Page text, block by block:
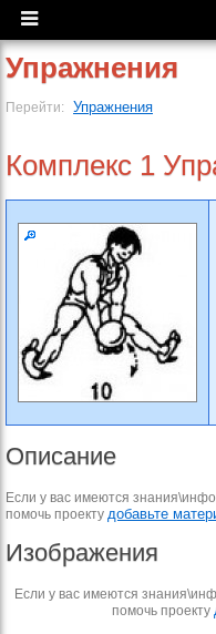
Упражнения
Перейти: Упражнения
Комплекс 1
Описание
Если у вас имеются
помочь проекту добавьте
Изображения
Если у вас имеются
помочь проекту